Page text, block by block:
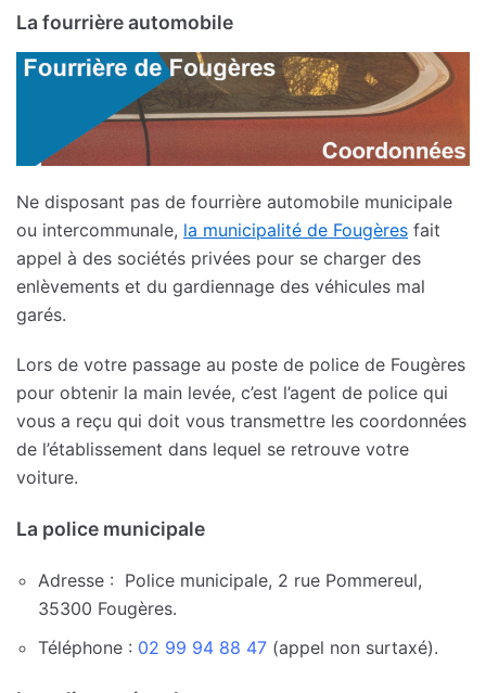
La fourrière automobile
Ne disposant pas de fourrière automobile municipale
ou intercommunale, la municipalité de Fougères fait
appel à des sociétés privées pour se charger des
enlèvements et du gardiennage des véhicules mal
garés.
Lors de votre passage au poste de police de Fougères
pour obtenir la main levée, c’est l’agent de police qui
vous a reçu qui doit vous transmettre les coordonnées
de l’établissement dans lequel se retrouve votre
voiture.
La police municipale
Adresse : Police municipale, 2 rue Pommereul,
35300 Fougères.
Téléphone : 02 99 94 88 47 (appel non surtaxé).